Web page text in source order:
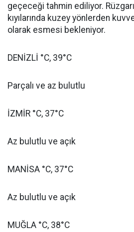
geçeceği tahmin ediliyor.
kıyılarında kuzey yönlerden
olarak esmesi bekleniyor.
DENİZLİ °C, 39°C
Parçalı ve az bulutlu
İZMİR °C, 37°C
Az bulutlu ve açık
MANİSA °C, 37°C
Az bulutlu ve açık
MUĞLA °C, 38°C